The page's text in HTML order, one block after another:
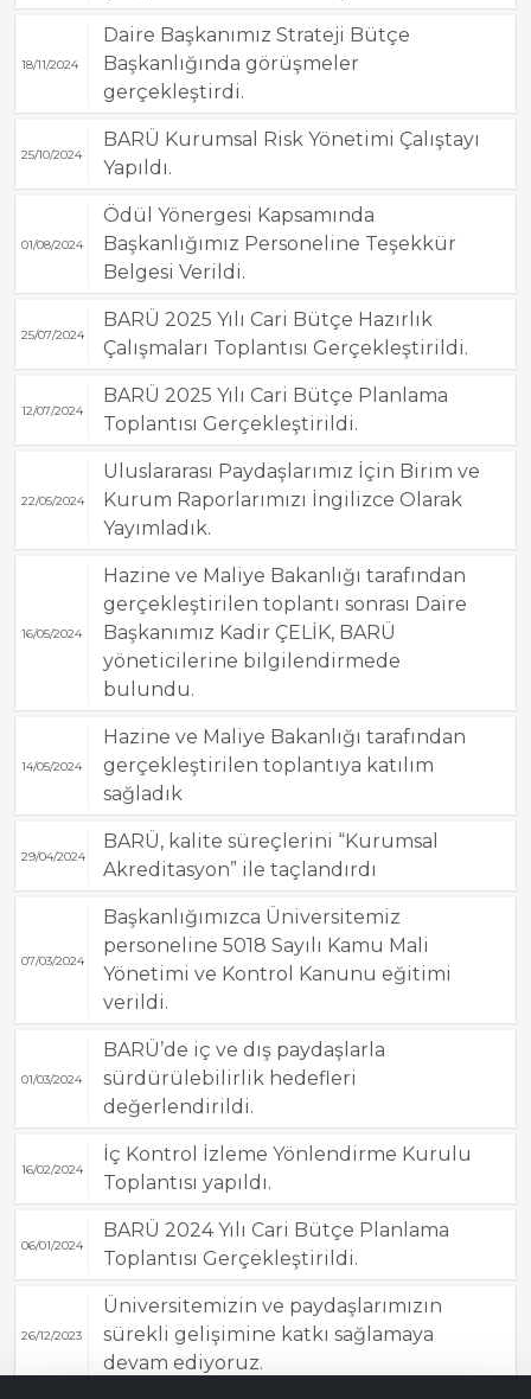
18/11/2024
Daire Başkanımız Strateji Bütçe
Başkanlığında görüşmeler
gerçekleştirdi.
25/10/2024
BARÜ Kurumsal Risk Yönetimi Çalıştayı
Yapıldı.
01/08/2024
Ödül Yönergesi Kapsamında
Başkanlığımız Personeline Teşekkür
Belgesi Verildi.
25/07/2024
BARÜ 2025 Yılı Cari Bütçe Hazırlık
Çalışmaları Toplantısı Gerçekleştirildi.
12/07/2024
BARÜ 2025 Yılı Cari Bütçe Planlama
Toplantısı Gerçekleştirildi.
22/05/2024
Uluslararası Paydaşlarımız İçin Birim ve
Kurum Raporlarımızı İngilizce Olarak
Yayımladık.
16/05/2024
Hazine ve Maliye Bakanlığı tarafından
gerçekleştirilen toplantı sonrası Daire
Başkanımız Kadir ÇELİK, BARÜ
yöneticilerine bilgilendirmede
bulundu.
14/05/2024
Hazine ve Maliye Bakanlığı tarafından
gerçekleştirilen toplantıya katılım
sağladık
29/04/2024
BARÜ, kalite süreçlerini “Kurumsal
Akreditasyon” ile taçlandırdı
07/03/2024
Başkanlığımızca Üniversitemiz
personeline 5018 Sayılı Kamu Mali
Yönetimi ve Kontrol Kanunu eğitimi
verildi.
01/03/2024
BARÜ’de iç ve dış paydaşlarla
sürdürülebilirlik hedefleri
değerlendirildi.
16/02/2024
İç Kontrol İzleme Yönlendirme Kurulu
Toplantısı yapıldı.
06/01/2024
BARÜ 2024 Yılı Cari Bütçe Planlama
Toplantısı Gerçekleştirildi.
26/12/2023
Üniversitemizin ve paydaşlarımızın
sürekli gelişimine katkı sağlamaya
devam ediyoruz.